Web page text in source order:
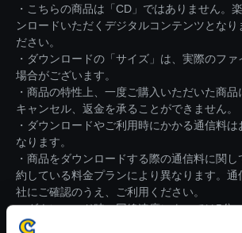
・こちらの商品は「CD」ではありません。
ンロードいただくデジタルコンテンツとなり
ださい。
・ダウンロードの「サイズ」は、実際のフ
場合がございます。
・商品の特性上、一度ご購入いただいた商
キャンセル、返金を承ることができません。
・ダウンロードやご利用時にかかる通信料
なります。
・商品をダウンロードする際の通信料に関
約している料金プランにより異なります。通
社にご確認のうえ、ご利用ください。
・ダウンロード時、回線速度によっては5分
がかかる場合がございます。